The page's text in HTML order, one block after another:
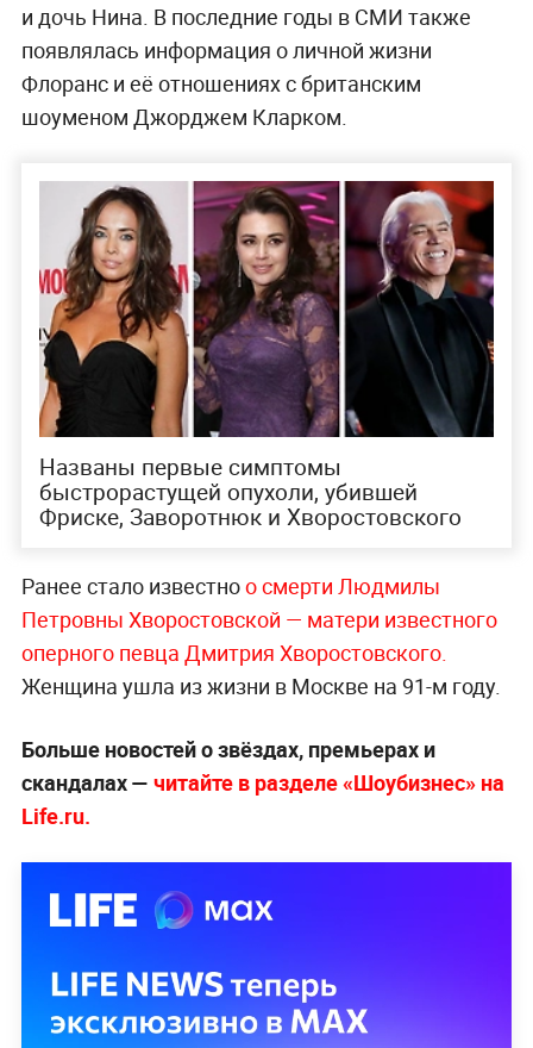
и дочь Нина. В последние годы в СМИ также
появлялась информация о личной жизни
Флоранс и её отношениях с британским
шоуменом Джорджем Кларком.
Названы первые симптомы
быстрорастущей опухоли, убившей
Фриске, Заворотнюк и Хворостовского
Ранее стало известноо смерти Людмилы
Петровны Хворостовской — матери известного
оперного певца Дмитрия Хворостовского.
Женщина ушла из жизни в Москве на 91-м году.
Больше новостей о звёздах, премьерах и
скандалах — читайте в разделе «Шоубизнес» на
Life.ru.